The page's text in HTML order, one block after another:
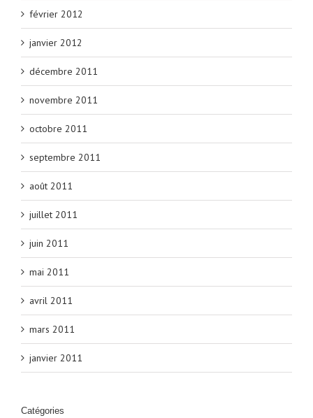
février 2012
janvier 2012
décembre 2011
novembre 2011
octobre 2011
septembre 2011
août 2011
juillet 2011
juin 2011
mai 2011
avril 2011
mars 2011
janvier 2011
Catégories